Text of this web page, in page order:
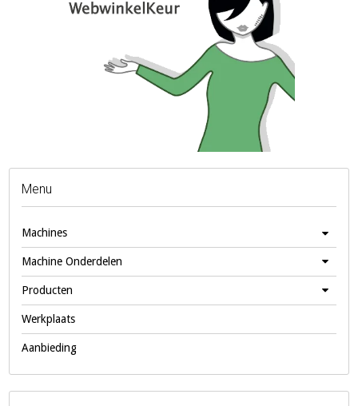
Menu
Machines
Machine Onderdelen
Producten
Werkplaats
Aanbieding